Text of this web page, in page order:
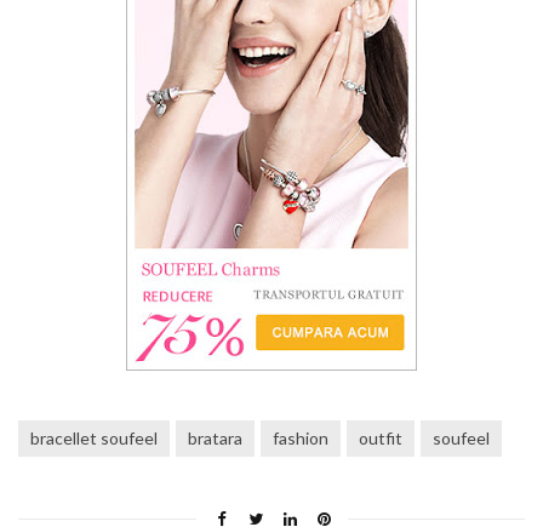
bracellet soufeel bratara fashion outfit soufeel